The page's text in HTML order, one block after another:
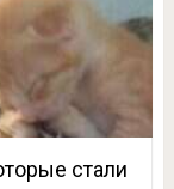
стали